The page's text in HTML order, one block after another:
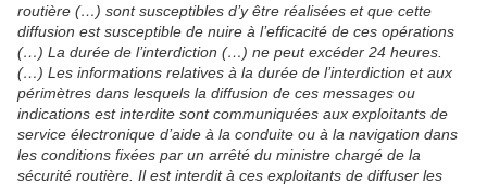
routière (…) sont susceptibles d’y être réalisées et que cette
diffusion est susceptible de nuire à l’efficacité de ces opérations
(…) La durée de l’interdiction (…) ne peut excéder 24 heures.
(…) Les informations relatives à la durée de l’interdiction et aux
périmètres dans lesquels la diffusion de ces messages ou
indications est interdite sont communiquées aux exploitants de
service électronique d’aide à la conduite ou à la navigation dans
les conditions fixées par un arrêté du ministre chargé de la
sécurité routière. Il est interdit à ces exploitants de diffuser les